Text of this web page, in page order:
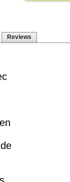
Reviews